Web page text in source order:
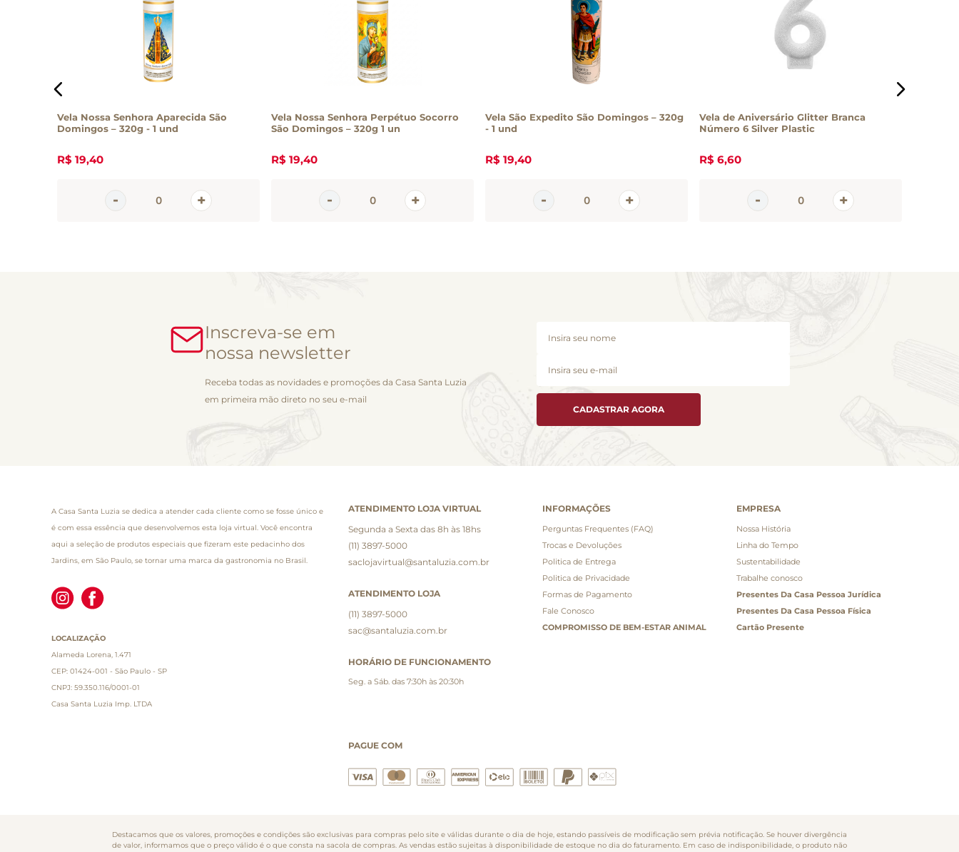
Vela Nossa Senhora Aparecida São
Domingos – 320g - 1 und
R$ 19,40
Vela Nossa Senhora Perpétuo Socorro
São Domingos – 320g 1 un
R$ 19,40
Vela São Expedito São Domingos – 320g
- 1 und
R$ 19,40
Vela de Aniversário Glitter Branca
Número 6 Silver Plastic
R$ 6,60
Inscreva-se em
nossa newsletter
Receba todas as novidades e promoções da Casa Santa Luzia
em primeira mão direto no seu e-mail
CADASTRAR AGORA
A Casa Santa Luzia se dedica a atender cada cliente como se fosse único e
é com essa essência que desenvolvemos esta loja virtual. Você encontra
aqui a seleção de produtos especiais que fizeram este pedacinho dos
Jardins, em São Paulo, se tornar uma marca da gastronomia no Brasil.
LOCALIZAÇÃO
Alameda Lorena, 1.471
CEP: 01424-001 - São Paulo - SP
CNPJ: 59.350.116/0001-01
Casa Santa Luzia Imp. LTDA
ATENDIMENTO LOJA VIRTUAL
Segunda a Sexta das 8h às 18hs
(11) 3897-5000
saclojavirtual@santaluzia.com.br
ATENDIMENTO LOJA
(11) 3897-5000
sac@santaluzia.com.br
HORÁRIO DE FUNCIONAMENTO
Seg. a Sáb. das 7:30h às 20:30h
INFORMAÇÕES
Perguntas Frequentes (FAQ)
Trocas e Devoluções
Politica de Entrega
Politica de Privacidade
Formas de Pagamento
Fale Conosco
COMPROMISSO DE BEM-ESTAR ANIMAL
EMPRESA
Nossa História
Linha do Tempo
Sustentabilidade
Trabalhe conosco
Presentes Da Casa Pessoa Jurídica
Presentes Da Casa Pessoa Física
Cartão Presente
PAGUE COM
Destacamos que os valores, promoções e condições são exclusivas para compras pelo site e válidas durante o dia de hoje, estando passíveis de modificação sem prévia notificação. Se houver divergência
de valor, informamos que o preço válido é o que consta na sacola de compras. As vendas estão sujeitas à disponibilidade de estoque no dia do faturamento. Em caso de indisponibilidade, o produto não